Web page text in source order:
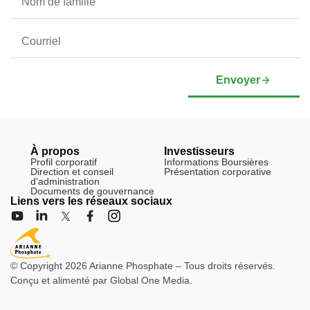
Envoyer
© Copyright 2026 Arianne Phosphate – Tous droits réservés.
Conçu et alimenté par Global One Media
À propos
Profil corporatif
Direction et conseil
d’administration
Documents de gouvernance
Investisseurs
Informations Boursières
Présentation corporative
Liens vers les réseaux sociaux